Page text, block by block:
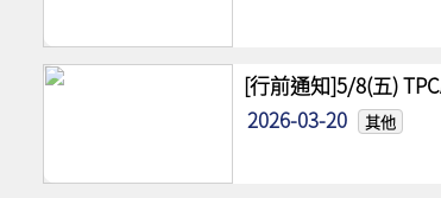
[行前通知]5/8(五)
2026-03-20
其他